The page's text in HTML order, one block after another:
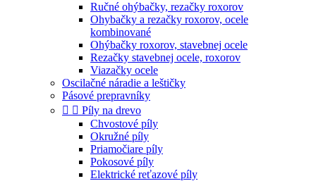
Ručné ohýbačky, rezačky roxorov
Ohybačky a rezačky roxorov, ocele
kombinované
Ohýbačky roxorov, stavebnej ocele
Rezačky stavebnej ocele, roxorov
Viazačky ocele
Oscilačné náradie a leštičky
Pásové prepravníky
  Píly na drevo
Chvostové píly
Okružné píly
Priamočiare píly
Pokosové píly
Elektrické reťazové píly